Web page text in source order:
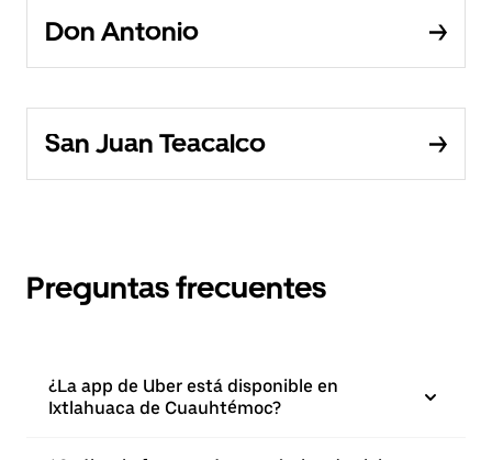
Don Antonio
San Juan Teacalco
Preguntas frecuentes
¿La app de Uber está disponible en
Ixtlahuaca de Cuauhtémoc?